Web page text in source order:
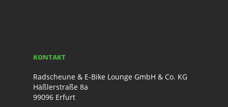
KONTAKT
Radscheune & E-Bike Lounge GmbH & Co. KG
Häßlerstraße 8a
99096 Erfurt